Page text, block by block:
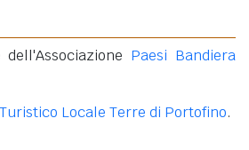
Paesi Bandiera
Locale Terre di Portofino.